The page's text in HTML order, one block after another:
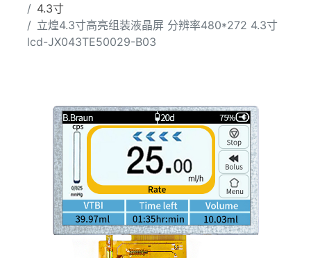
4.3寸
立煌4.3寸高亮组装液晶屏 分辨率480*272 4.3寸
lcd-JX043TE50029-B03